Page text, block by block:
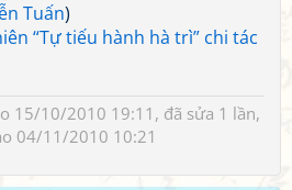
Tuấn)
“Tự tiếu hành hà trì” chi tác
15/10/2010 19:11, đã sửa 1 lần,
04/11/2010 10:21